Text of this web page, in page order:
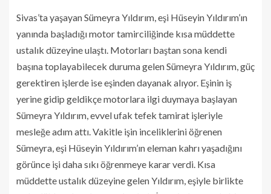
Sivas’ta yaşayan Sümeyra Yıldırım, eşi Hüseyin Yıldırım’ın
yanında başladığı motor tamirciliğinde kısa müddette
ustalık düzeyine ulaştı. Motorları baştan sona kendi
başına toplayabilecek duruma gelen Sümeyra Yıldırım, güç
gerektiren işlerde ise eşinden dayanak alıyor. Eşinin iş
yerine gidip geldikçe motorlara ilgi duymaya başlayan
Sümeyra Yıldırım, evvel ufak tefek tamirat işleriyle
mesleğe adım attı. Vakitle işin inceliklerini öğrenen
Sümeyra, eşi Hüseyin Yıldırım’ın eleman kahrı yaşadığını
görünce işi daha sıkı öğrenmeye karar verdi. Kısa
müddette ustalık düzeyine gelen Yıldırım, eşiyle birlikte